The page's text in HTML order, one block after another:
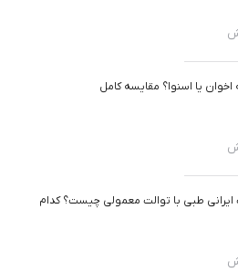
اخوان یا اسنوا؟ مقایسه کامل
ایرانی طبی با توالت معمولی چیست؟ کدام